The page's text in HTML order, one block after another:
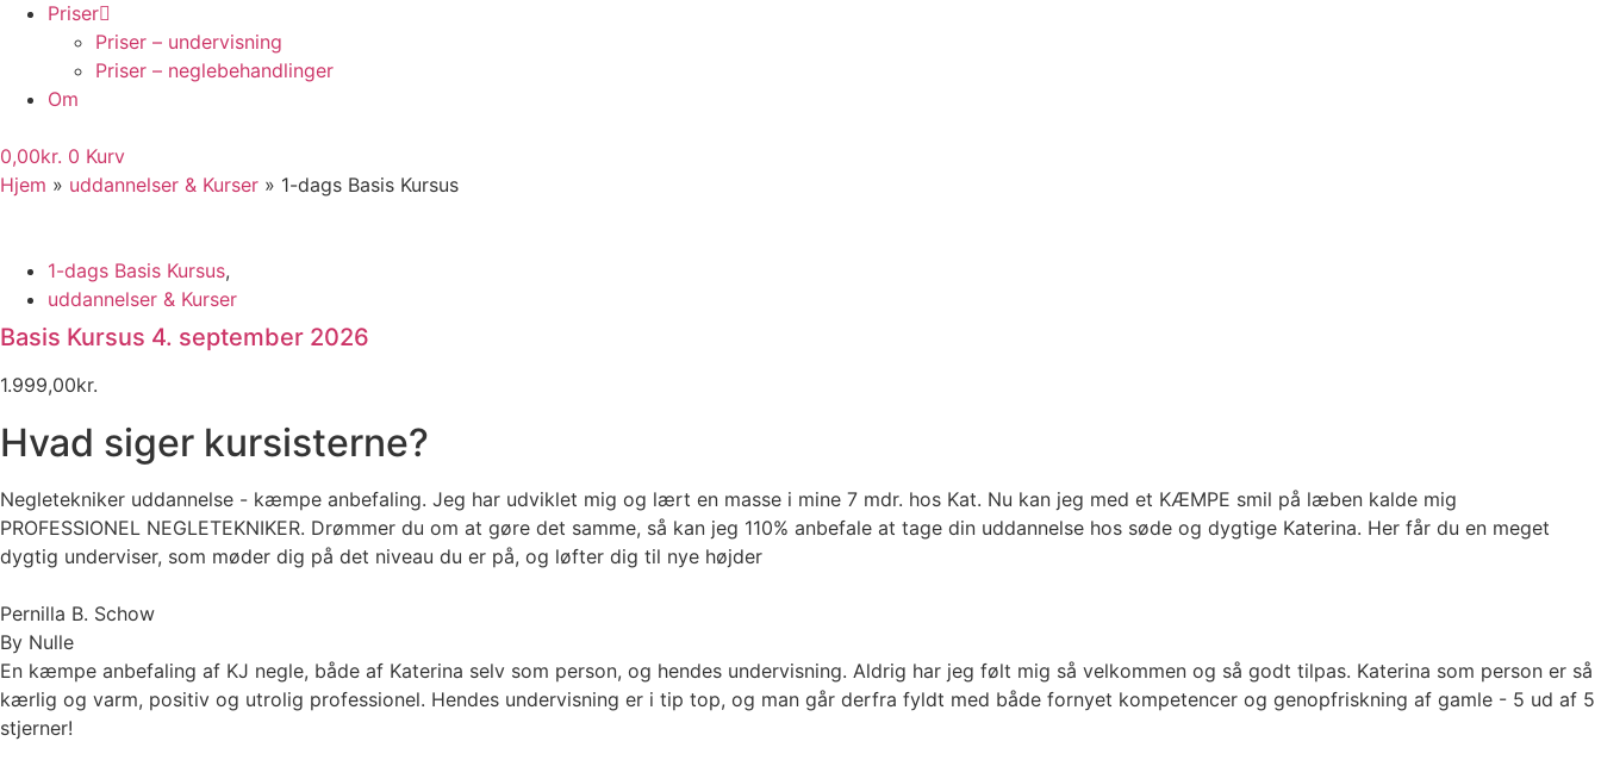
Priser
Priser – undervisning
Priser – neglebehandlinger
Om
0,00kr. 0 Kurv
Hjem » uddannelser & Kurser » 1-dags Basis Kursus
1-dags Basis Kursus,
uddannelser & Kurser
Basis Kursus 4. september 2026
1.999,00kr.
Hvad siger kursisterne?
Negletekniker uddannelse - kæmpe anbefaling. Jeg har udviklet mig og lært en masse i mine 7 mdr. hos Kat. Nu kan jeg med et KÆMPE smil på læben kalde mig
PROFESSIONEL NEGLETEKNIKER. Drømmer du om at gøre det samme, så kan jeg 110% anbefale at tage din uddannelse hos søde og dygtige Katerina. Her får du en meget
dygtig underviser, som møder dig på det niveau du er på, og løfter dig til nye højder
Pernilla B. Schow
By Nulle
En kæmpe anbefaling af KJ negle, både af Katerina selv som person, og hendes undervisning. Aldrig har jeg følt mig så velkommen og så godt tilpas. Katerina som person er så
kærlig og varm, positiv og utrolig professionel. Hendes undervisning er i tip top, og man går derfra fyldt med både fornyet kompetencer og genopfriskning af gamle - 5 ud af 5
stjerner!